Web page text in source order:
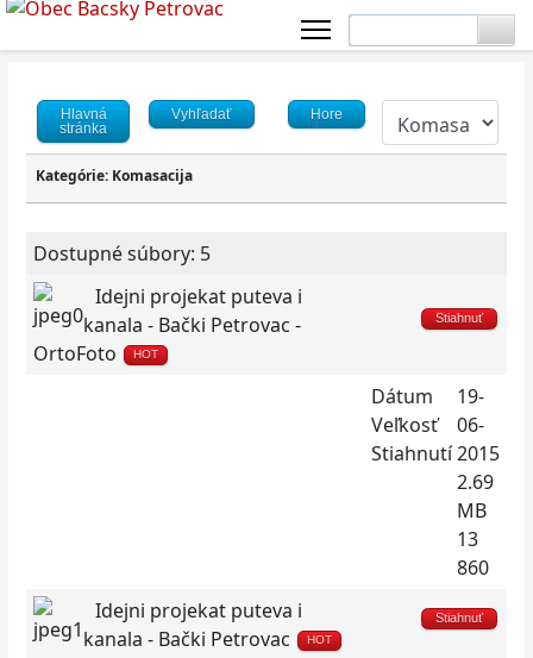
Hlavná
stránka
Vyhľadať Hore
Kategórie: Komasacija
Dostupné súbory: 5
Idejni projekat puteva i
kanala - Bački Petrovac -
OrtoFoto
HOT
Stiahnuť
Dátum
Veľkosť
Stiahnutí
19-
06-
2015
2.69
MB
13
860
Idejni projekat puteva i
kanala - Bački Petrovac
HOT
Stiahnuť